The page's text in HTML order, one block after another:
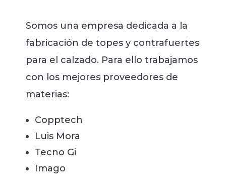
Somos una empresa dedicada a la
fabricación de topes y contrafuertes
para el calzado. Para ello trabajamos
con los mejores proveedores de
materias:
Copptech
Luis Mora
Tecno Gi
Imago